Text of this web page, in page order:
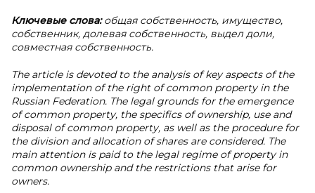
Ключевые слова:общая собственность, имущество,
собственник, долевая собственность, выдел доли,
совместная собственность.
The article is devoted to the analysis of key aspects of the
implementation of the right of common property in the
Russian Federation. The legal grounds for the emergence
of common property, the specifics of ownership, use and
disposal of common property, as well as the procedure for
the division and allocation of shares are considered. The
main attention is paid to the legal regime of property in
common ownership and the restrictions that arise for
owners.